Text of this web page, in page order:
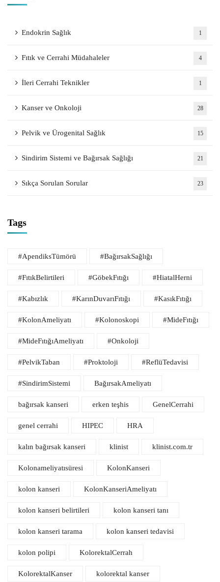
Endokrin Sağlık 1
Fıtık ve Cerrahi Müdahaleler 4
İleri Cerrahi Teknikler 1
Kanser ve Onkoloji 28
Pelvik ve Ürogenital Sağlık 15
Sindirim Sistemi ve Bağırsak Sağlığı 21
Sıkça Sorulan Sorular 23
Tags
#ApendiksTümörü #BağırsakSağlığı
#FıtıkBelirtileri #GöbekFıtığı #HiatalHerni
#Kabızlık #KarınDuvarıFıtığı #KasıkFıtığı
#KolonAmeliyatı #Kolonoskopi #MideFıtığı
#MideFıtığıAmeliyatı #Onkoloji
#PelvikTaban #Proktoloji #ReflüTedavisi
#SindirimSistemi BağırsakAmeliyatı
bağırsak kanseri erken teşhis GenelCerrahi
genel cerrahi HIPEC HRA
kalın bağırsak kanseri klinist klinist.com.tr
Kolonameliyatısüresi KolonKanseri
kolon kanseri KolonKanseriAmeliyatı
kolon kanseri belirtileri kolon kanseri tanı
kolon kanseri tarama kolon kanseri tedavisi
kolon polipi KolorektalCerrah
KolorektalKanser kolorektal kanser